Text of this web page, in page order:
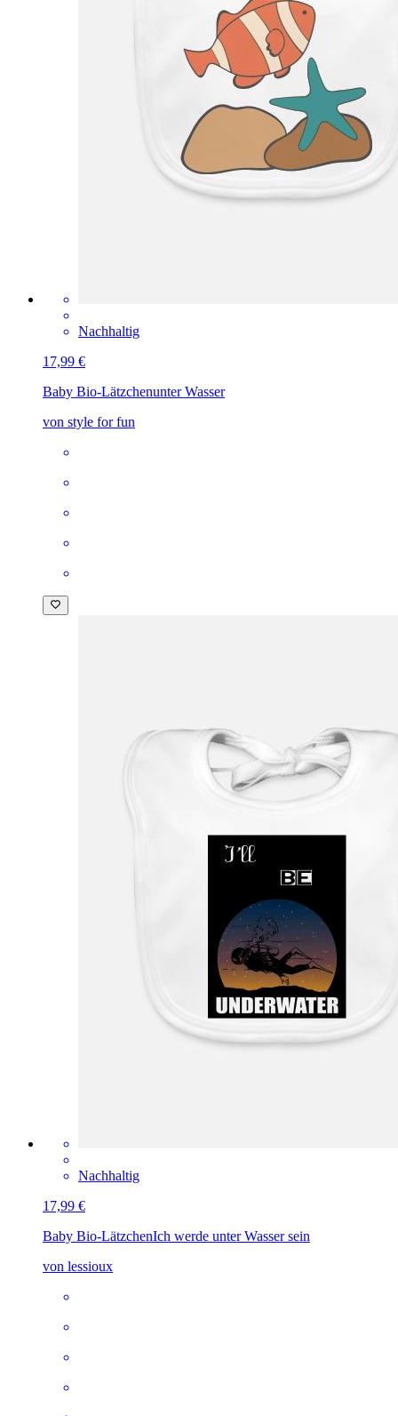
Nachhaltig
17,99 €
Baby Bio-Lätzchenunter Wasser
von style for fun
Nachhaltig
17,99 €
Baby Bio-LätzchenIch werde unter Wasser sein
von lessioux